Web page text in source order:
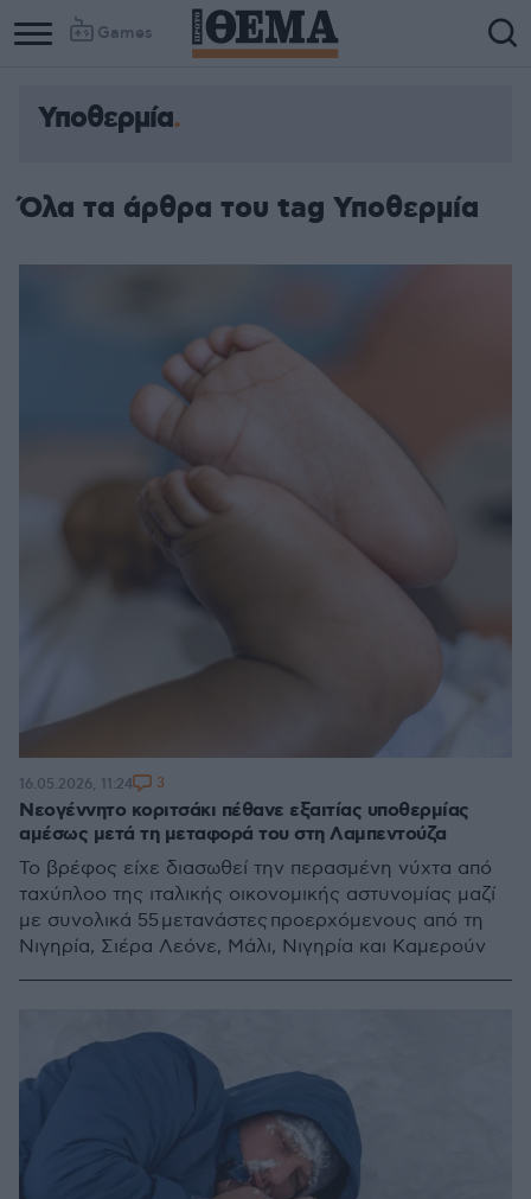
Games
Υποθερμία
Όλα τα άρθρα του tag Υποθερμία
Νεογέννητο κοριτσάκι πέθανε εξαιτίας υποθερμίας
αμέσως μετά τη μεταφορά του στη Λαμπεντούζα
Το βρέφος είχε διασωθεί την περασμένη νύχτα από
ταχύπλοο της ιταλικής οικονομικής αστυνομίας μαζί
με συνολικά 55 μετανάστες προερχόμενους από τη
Νιγηρία, Σιέρα Λεόνε, Μάλι, Νιγηρία και Καμερούν
16.05.2026, 11:24 3